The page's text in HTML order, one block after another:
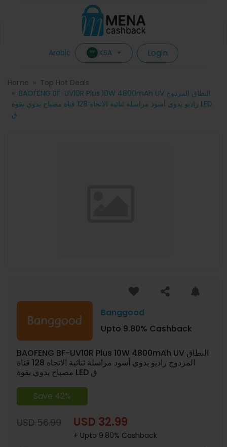
Arabic KSA Login
Home
Top Hot Deals
BAOFENG BF-UV10R Plus 10W 4800mAh UV النطاق المزدوج
راديو يدوي أسود مراسلة ثنائية الاتجاه 128 قناة مصباح يدوي بقوة LED
ق
Banggood
Upto 9.80% Cashback
BAOFENG BF-UV10R Plus 10W 4800mAh UV النطاق
المزدوج راديو يدوي أسود مراسلة ثنائية الاتجاه 128 قناة
مصباح يدوي بقوة LED ق
Save 42%
USD 56.99 USD 32.99
+ Upto 9.80% Cashback